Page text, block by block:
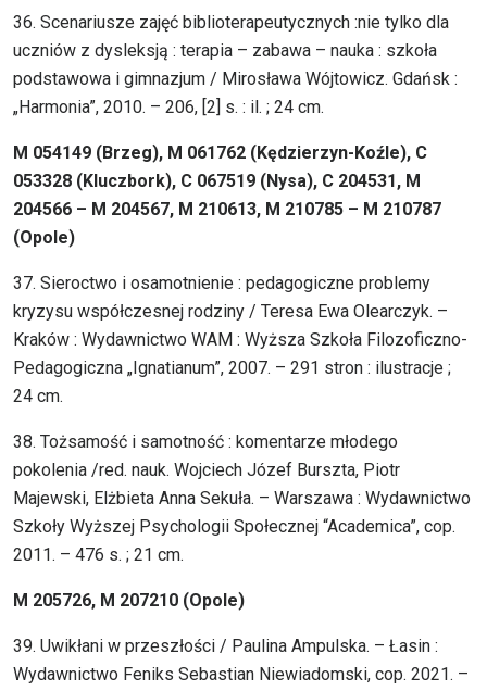
36. Scenariusze zajęć biblioterapeutycznych :nie tylko dla
uczniów z dysleksją : terapia – zabawa – nauka : szkoła
podstawowa i gimnazjum / Mirosława Wójtowicz. Gdańsk :
„Harmonia”, 2010. – 206, [2] s. : il. ; 24 cm.
M 054149 (Brzeg), M 061762 (Kędzierzyn-Koźle), C
053328 (Kluczbork), C 067519 (Nysa), C 204531, M
204566 – M 204567, M 210613, M 210785 – M 210787
(Opole)
37. Sieroctwo i osamotnienie : pedagogiczne problemy
kryzysu współczesnej rodziny / Teresa Ewa Olearczyk. –
Kraków : Wydawnictwo WAM : Wyższa Szkoła Filozoficzno-
Pedagogiczna „Ignatianum”, 2007. – 291 stron : ilustracje ;
24 cm.
38. Tożsamość i samotność : komentarze młodego
pokolenia /red. nauk. Wojciech Józef Burszta, Piotr
Majewski, Elżbieta Anna Sekuła. – Warszawa : Wydawnictwo
Szkoły Wyższej Psychologii Społecznej “Academica”, cop.
2011. – 476 s. ; 21 cm.
M 205726, M 207210 (Opole)
39. Uwikłani w przeszłości / Paulina Ampulska. – Łasin :
Wydawnictwo Feniks Sebastian Niewiadomski, cop. 2021. –